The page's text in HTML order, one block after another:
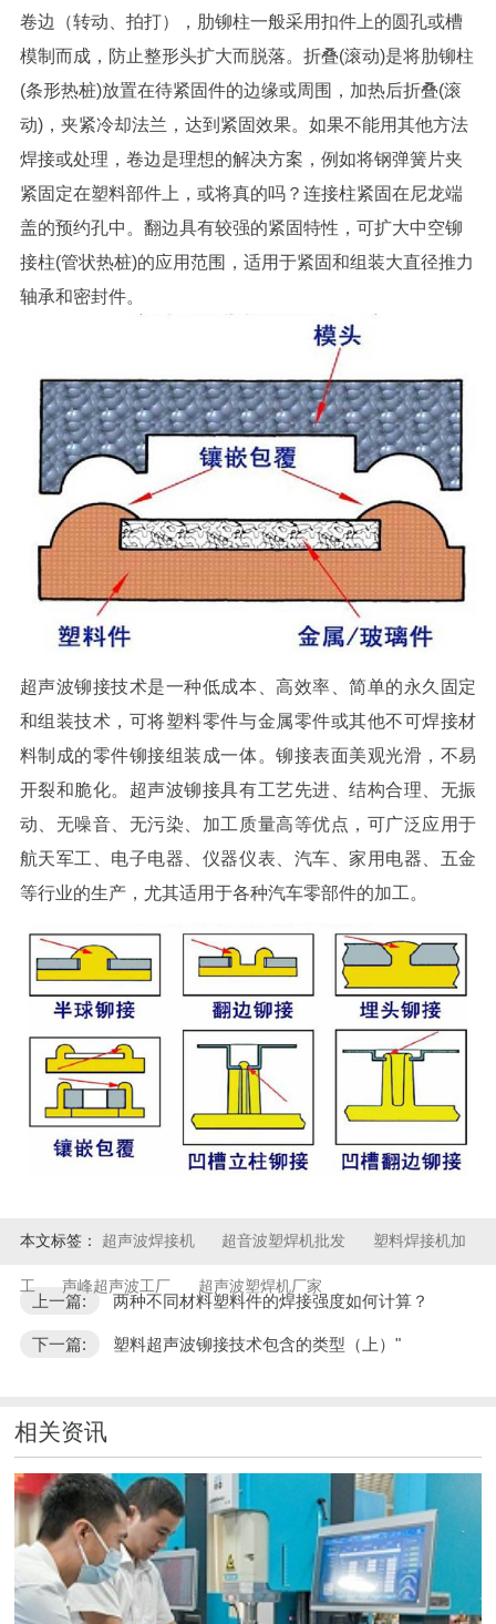
卷边（转动、拍打），肋铆柱一般采用扣件上的圆孔或槽
模制而成，防止整形头扩大而脱落。折叠(滚动)是将肋铆柱
(条形热桩)放置在待紧固件的边缘或周围，加热后折叠(滚
动)，夹紧冷却法兰，达到紧固效果。如果不能用其他方法
焊接或处理，卷边是理想的解决方案，例如将钢弹簧片夹
紧固定在塑料部件上，或将真的吗？连接柱紧固在尼龙端
盖的预约孔中。翻边具有较强的紧固特性，可扩大中空铆
接柱(管状热桩)的应用范围，适用于紧固和组装大直径推力
轴承和密封件。
超声波铆接技术是一种低成本、高效率、简单的永久固定
和组装技术，可将塑料零件与金属零件或其他不可焊接材
料制成的零件铆接组装成一体。铆接表面美观光滑，不易
开裂和脆化。超声波铆接具有工艺先进、结构合理、无振
动、无噪音、无污染、加工质量高等优点，可广泛应用于
航天军工、电子电器、仪器仪表、汽车、家用电器、五金
等行业的生产，尤其适用于各种汽车零部件的加工。
本文标签： 超声波焊接机 超音波塑焊机批发 塑料焊接机加
工 声峰超声波工厂 超声波塑焊机厂家
上一篇: 两种不同材料塑料件的焊接强度如何计算？
下一篇: 塑料超声波铆接技术包含的类型（上）"
相关资讯